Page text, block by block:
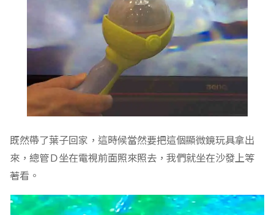
既然帶了葉子回家，這時候當然要把這個顯微鏡玩具拿出
來，總管Ｄ坐在電視前面照來照去，我們就坐在沙發上等
著看。